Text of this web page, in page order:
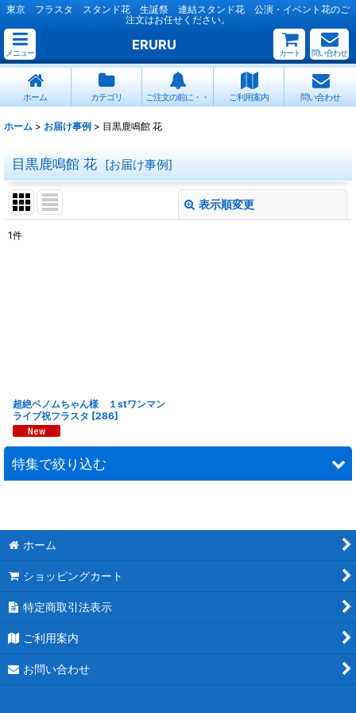
東京 フラスタ スタンド花 生誕祭 連結スタンド花 公演・イベント花のご
注文はお任せください。
メニュー
ERURU
カート 問い合わせ
ホーム カテゴリ ご注文の前に・・ ご利用案内 問い合わせ
ホーム > お届け事例 > 目黒鹿鳴館 花
目黒鹿鳴館 花 [お届け事例]
表示順変更
1件
超絶ベノムちゃん様 １stワンマン
ライブ祝フラスタ [286]
特集で絞り込む
モチーフスタンド花
ピンク
レッド
ブルー
ホワイト
ホーム
ショッピングカート
特定商取引法表示
ご利用案内
お問い合わせ